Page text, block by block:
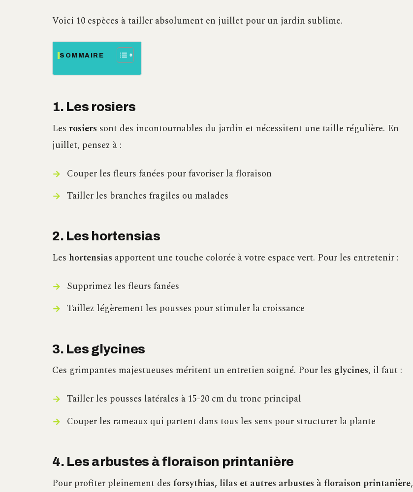
Voici 10 espèces à tailler absolument en juillet pour un jardin sublime.
SOMMAIRE
1. Les rosiers
Les rosiers sont des incontournables du jardin et nécessitent une taille régulière. En
juillet, pensez à :
Couper les fleurs fanées pour favoriser la floraison
Tailler les branches fragiles ou malades
2. Les hortensias
Les hortensias apportent une touche colorée à votre espace vert. Pour les entretenir :
Supprimez les fleurs fanées
Taillez légèrement les pousses pour stimuler la croissance
3. Les glycines
Ces grimpantes majestueuses méritent un entretien soigné. Pour les glycines, il faut :
Tailler les pousses latérales à 15-20 cm du tronc principal
Couper les rameaux qui partent dans tous les sens pour structurer la plante
4. Les arbustes à floraison printanière
Pour profiter pleinement des forsythias, lilas et autres arbustes à floraison printanière,